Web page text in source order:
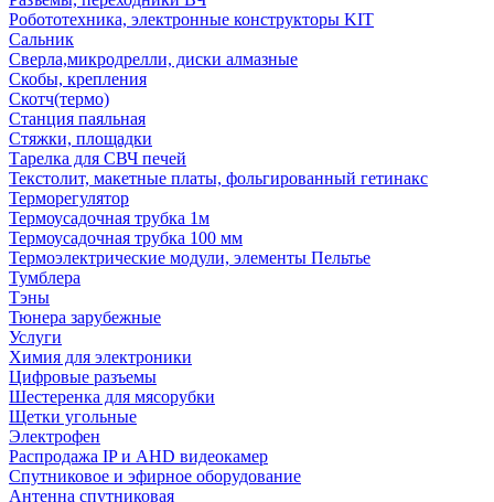
Робототехника, электронные конструкторы KIT
Сальник
Сверла,микродрелли, диски алмазные
Скобы, крепления
Скотч(термо)
Станция паяльная
Стяжки, площадки
Тарелка для СВЧ печей
Текстолит, макетные платы, фольгированный гетинакс
Терморегулятор
Термоусадочная трубка 1м
Термоусадочная трубка 100 мм
Термоэлектрические модули, элементы Пельтье
Тумблера
Тэны
Тюнера зарубежные
Услуги
Химия для электроники
Цифровые разъемы
Шестеренка для мясорубки
Щетки угольные
Электрофен
Распродажа IP и AHD видеокамер
Спутниковое и эфирное оборудование
Антенна спутниковая